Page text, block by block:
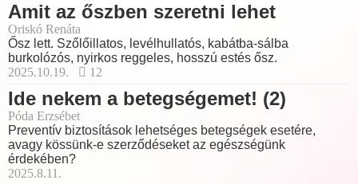
Amit az őszben szeretni lehet
Oriskó Renáta
Ősz lett. Szőlőillatos, levélhullatós, kabátba-sálba
burkolózós, nyirkos reggeles, hosszú estés ősz.
2025.10.19.
12
Ide nekem a betegségemet! (2)
Póda Erzsébet
Preventív biztosítások lehetséges betegségek esetére,
avagy kössünk-e szerződéseket az egészségünk
érdekében?
2025.8.11.